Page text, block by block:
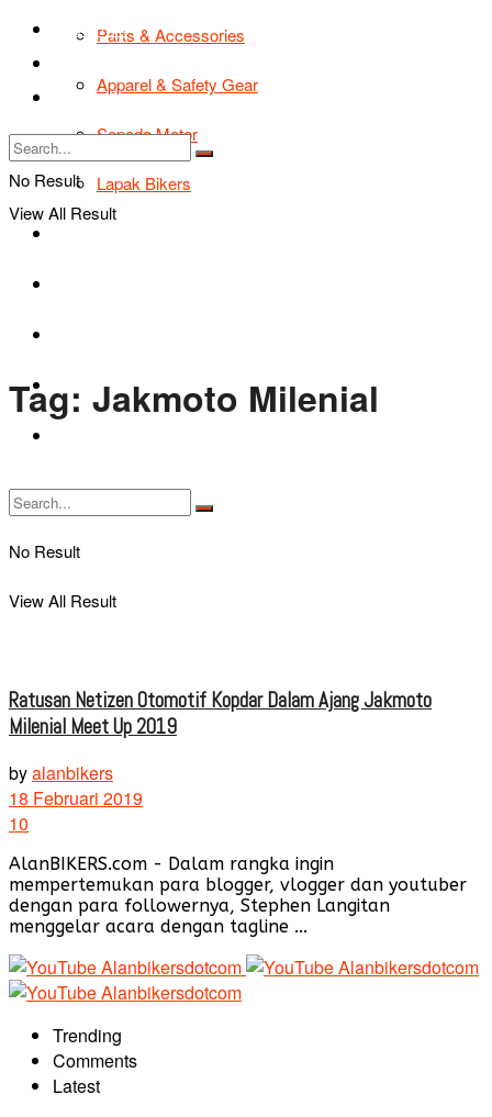
Parts & Accessories
Apparel & Safety Gear
Sepeda Motor
Lapak Bikers
Bikers Cars
No Result
View All Result
TIPS & TRIK
Tentang Kami
No Result
View All Result
Tag: Jakmoto Milenial
Ratusan Netizen Otomotif Kopdar Dalam Ajang Jakmoto
Milenial Meet Up 2019
byalanbikers
18 Februari 2019
10
AlanBIKERS.com - Dalam rangka ingin
mempertemukan para blogger, vlogger dan youtuber
dengan para followernya, Stephen Langitan
menggelar acara dengan tagline ...
Trending
Comments
Latest